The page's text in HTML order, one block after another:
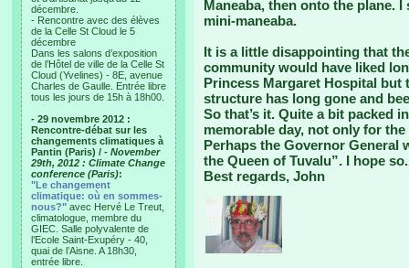
décembre.
- Rencontre avec des élèves
de la Celle St Cloud le 5
décembre
Dans les salons d’exposition
de l’Hôtel de ville de la Celle St
Cloud (Yvelines) - 8E, avenue
Charles de Gaulle. Entrée libre
tous les jours de 15h à 18h00.
- 29 novembre 2012 :
Rencontre-débat sur les
changements climatiques à
Pantin (Paris) / - November
29th, 2012 : Climate Change
conference (Paris):
"Le changement
climatique: où en sommes-
nous?" avec Hervé Le Treut,
climatologue, membre du
GIEC. Salle polyvalente de
l’Ecole Saint-Exupéry - 40,
quai de l’Aisne. A 18h30,
entrée libre.
Maneaba, then onto the plane.
mini-maneaba.
It is a little disappointing that
community would have liked
Princess Margaret Hospital but
structure has long gone and
So that’s it. Quite a bit packed
memorable day, not only for
Perhaps the Governor General
the Queen of Tuvalu”. I hope so.
Best regards, John